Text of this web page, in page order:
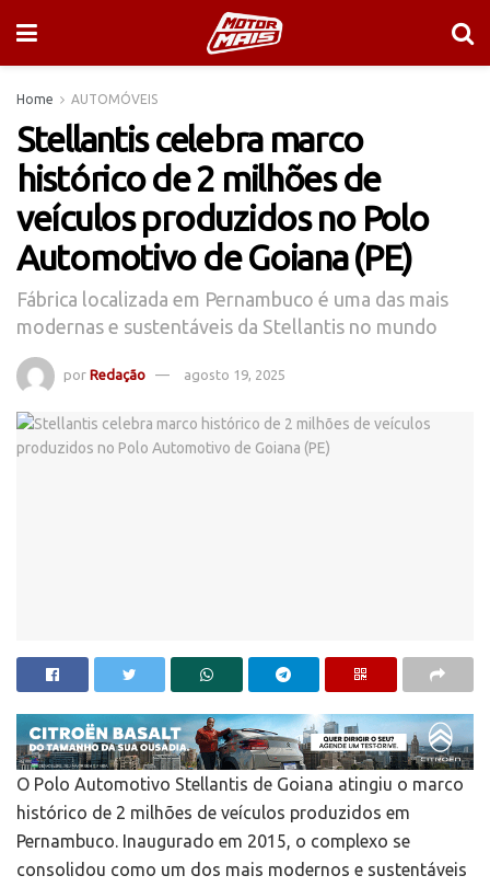
Home AUTOMÓVEIS
Stellantis celebra marco
histórico de 2 milhões de
veículos produzidos no Polo
Automotivo de Goiana (PE)
Fábrica localizada em Pernambuco é uma das mais
modernas e sustentáveis da Stellantis no mundo
por Redação agosto 19, 2025
O Polo Automotivo Stellantis de Goiana atingiu o marco
histórico de 2 milhões de veículos produzidos em
Pernambuco. Inaugurado em 2015, o complexo se
consolidou como um dos mais modernos e sustentáveis